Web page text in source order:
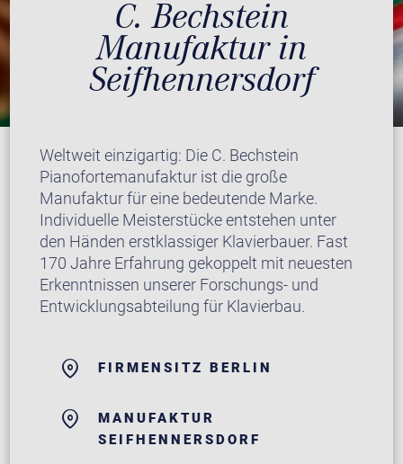
C. Bechstein
Manufaktur in
Seifhennersdorf
Weltweit einzigartig: Die C. Bechstein
Pianofortemanufaktur ist die große
Manufaktur für eine bedeutende Marke.
Individuelle Meisterstücke entstehen unter
den Händen erstklassiger Klavierbauer. Fast
170 Jahre Erfahrung gekoppelt mit neuesten
Erkenntnissen unserer Forschungs- und
Entwicklungsabteilung für Klavierbau.
FIRMENSITZ BERLIN
MANUFAKTUR
SEIFHENNERSDORF